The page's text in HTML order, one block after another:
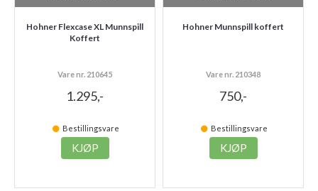
Hohner Flexcase XL Munnspill
Koffert
Vare nr. 210645
1.295,-
Bestillingsvare
KJØP
Hohner Munnspill koffert
Vare nr. 210348
750,-
Bestillingsvare
KJØP